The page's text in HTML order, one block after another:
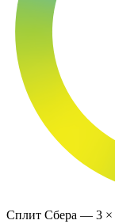
Сплит Сбера — 3 ×